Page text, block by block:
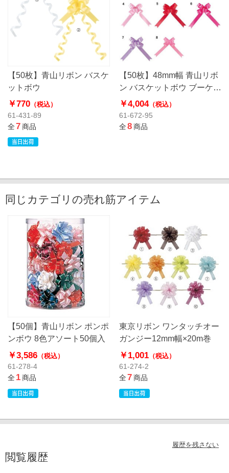
【50枚】青山リボン バスケ
ットボウ
￥770 （税込）
61-431-89
全7商品
【50枚】48mm幅 青山リボ
ン バスケットボウ ブーケサ
テン無地
￥4,004（税込）
61-672-95
全8商品
同じカテゴリの売れ筋アイテム
【50個】青山リボン ポンポ
ンボウ 8色アソート50個入
￥3,586 （税込）
61-278-4
全1商品
東京リボン ワンタッチオー
ガンジー12mm幅×20m巻
￥1,001（税込）
61-274-2
全7商品
履歴を残さない
閲覧履歴